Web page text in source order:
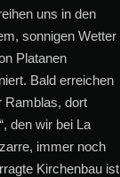
uns in den
sonnigen Wetter
Platanen
Bald erreichen
Ramblas, dort
den wir bei La
immer noch
Kirchenbau ist